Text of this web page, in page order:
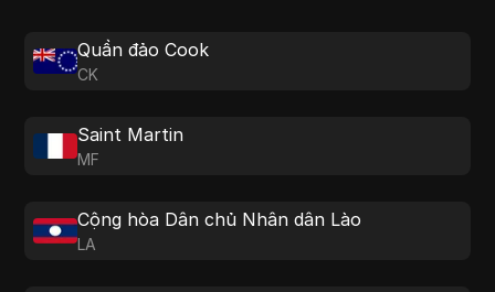
Quần đảo Cook
CK
Saint Martin
MF
Cộng hòa Dân chủ Nhân dân Lào
LA